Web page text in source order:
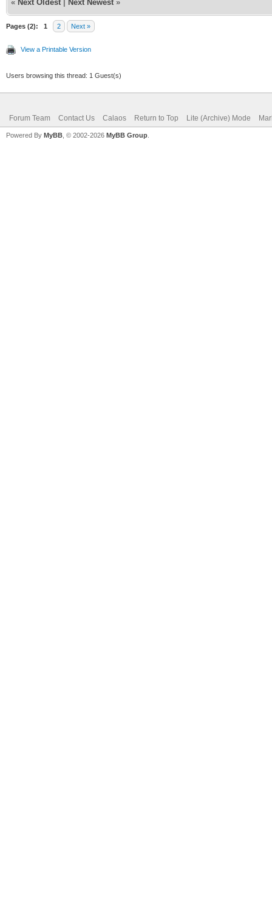
« Next Oldest Next Newest »
Pages (2): 1 2 Next »
View a Printable Version
Users browsing this thread: 1 Guest(s)
Forum Team Contact Us Calaos Return to Top Lite (Archive) Mode
Powered By MyBB , © 2002-2026 MyBB Group